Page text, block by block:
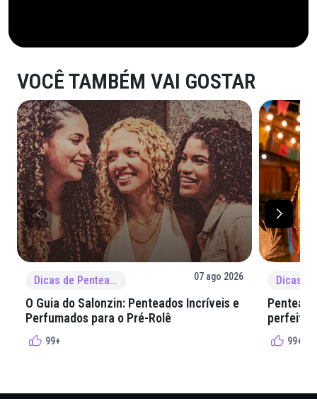
VOCÊ TAMBÉM VAI GOSTAR
Dicas de Penteado 07 ago 2026
O Guia do Salonzin: Penteados Incríveis e
Perfumados para o Pré-Rolê
99+
perfeita
99+